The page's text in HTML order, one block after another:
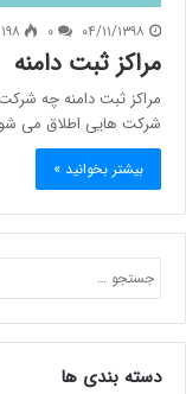
۰۴/۱۱/۱۳۹۸ ۱۹۸
مراکز ثبت دامنه
شرکت هایی اطلاق می
بیشتر بخوانید »
دسته بندی ها